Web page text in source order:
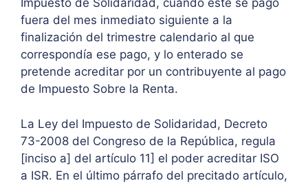
Impuesto de Solidaridad, cuando este se pagó
fuera del mes inmediato siguiente a la
finalización del trimestre calendario al que
correspondía ese pago, y lo enterado se
pretende acreditar por un contribuyente al pago
de Impuesto Sobre la Renta.
La Ley del Impuesto de Solidaridad, Decreto
73-2008 del Congreso de la República, regula
[inciso a] del artículo 11] el poder acreditar ISO
a ISR. En el último párrafo del precitado artículo,